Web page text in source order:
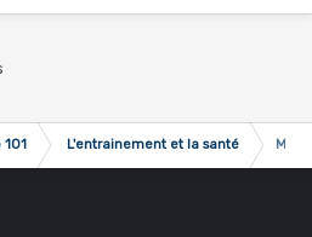
L'entrainement et la santé Mon